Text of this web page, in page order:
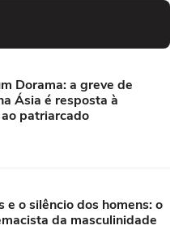
Dorama: a greve de
Ásia é resposta à
patriarcado
e o silêncio dos homens: o
da masculinidade